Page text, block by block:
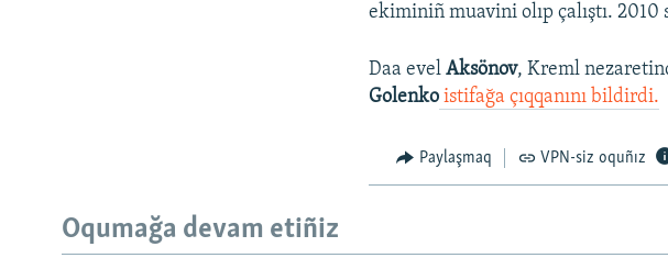
ekiminiñ muavini olıp çalıştı.
Daa evelAksönov, Kreml
Golenko istifağa çıqqanını bildirdi.
Paylaşmaq VPN-siz oquñız
Oqumağa devam etiñiz